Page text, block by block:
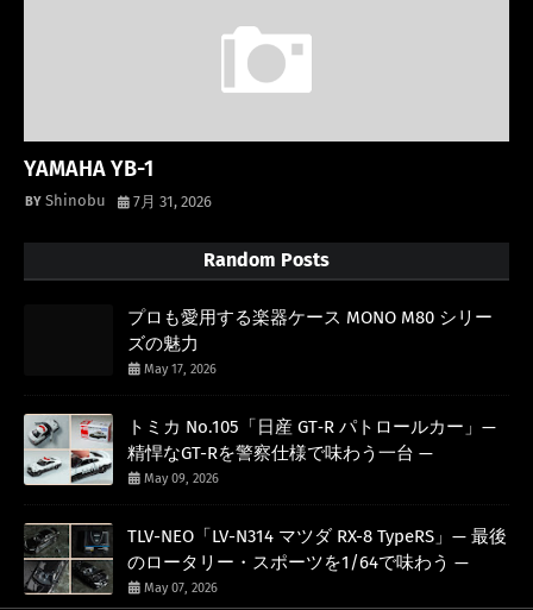
YAMAHA YB-1
Shinobu 7月 31, 2026
Random Posts
プロも愛用する楽器ケース MONO M80 シリー
ズの魅力
May 17, 2026
トミカ No.105「日産 GT‑R パトロールカー」—
精悍なGT-Rを警察仕様で味わう一台 —
May 09, 2026
TLV-NEO「LV-N314 マツダ RX-8 TypeRS」— 最後
のロータリー・スポーツを1/64で味わう —
May 07, 2026